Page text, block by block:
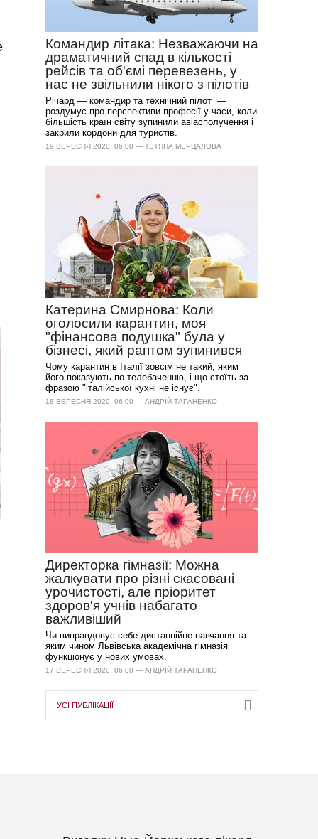
Командир літака: Незважаючи на
драматичний спад в кількості
рейсів та об'ємі перевезень, у
нас не звільнили нікого з пілотів
Річард — командир та технічний пілот —
роздумує про перспективи професії у часи, коли
більшість країн світу зупинили авіасполучення і
закрили кордони для туристів.
19 ВЕРЕСНЯ 2020, 06:00 — ТЕТЯНА МЕРЦАЛОВА
Катерина Смирнова: Коли
оголосили карантин, моя
"фінансова подушка" була у
бізнесі, який раптом зупинився
Чому карантин в Італії зовсім не такий, яким
його показують по телебаченню, і що стоїть за
фразою "італійської кухні не існує".
18 ВЕРЕСНЯ 2020, 06:00 — АНДРІЙ ТАРАНЕНКО
Директорка гімназії: Можна
жалкувати про різні скасовані
урочистості, але пріоритет
здоров'я учнів набагато
важливіший
Чи виправдовує себе дистанційне навчання та
яким чином Львівська академічна гімназія
функціонує у нових умовах.
17 ВЕРЕСНЯ 2020, 06:00 — АНДРІЙ ТАРАНЕНКО
УСІ ПУБЛІКАЦІЇ